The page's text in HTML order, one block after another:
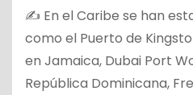
✍ En el Caribe se han
como el Puerto de
en Jamaica, Dubai Port
República Dominicana,